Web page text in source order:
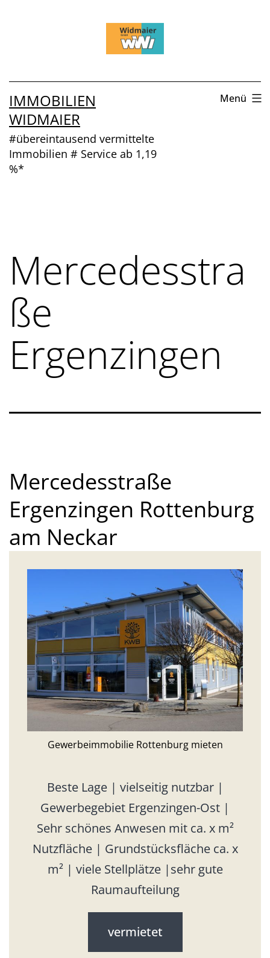
IMMOBILIEN
WIDMAIER
#übereintausend vermittelte
Immobilien # Service ab 1,19
%*
Menü
Mercedesstra
ße
Ergenzingen
Mercedesstraße
Ergenzingen Rottenburg
am Neckar
Gewerbeimmobilie Rottenburg mieten
Beste Lage | vielseitig nutzbar |
Gewerbegebiet Ergenzingen-Ost |
Sehr schönes Anwesen mit ca. x m²
Nutzfläche | Grundstücksfläche ca. x
m² | viele Stellplätze |sehr gute
Raumaufteilung
vermietet